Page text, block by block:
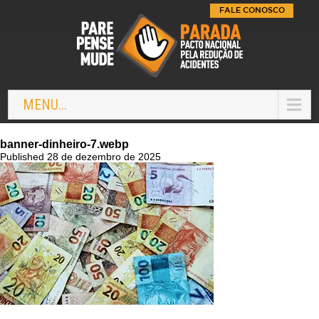
MENU...
FALE CONOSCO
banner-dinheiro-7.webp
Published 28 de dezembro de 2025